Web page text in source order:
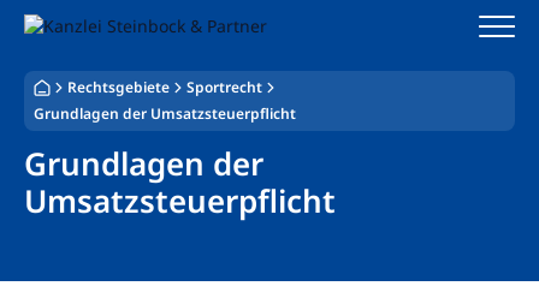
Zum
Inhalt
Startseite
Kanzlei
Standorte
Rechtsgebiete
Sportrecht
Grundlagen der Umsatzsteuerpflicht
Grundlagen der
Umsatzsteuerpflicht